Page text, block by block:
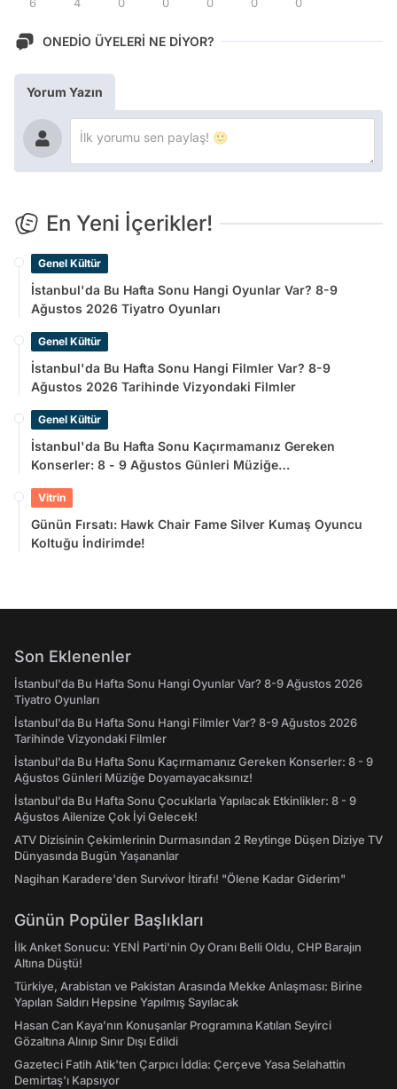
ONEDİO ÜYELERİ NE DİYOR?
Yorum Yazın
En Yeni İçerikler!
Genel Kültür
İstanbul'da Bu Hafta Sonu Hangi Oyunlar Var? 8-9
Ağustos 2026 Tiyatro Oyunları
Genel Kültür
İstanbul'da Bu Hafta Sonu Hangi Filmler Var? 8-9
Ağustos 2026 Tarihinde Vizyondaki Filmler
Genel Kültür
İstanbul'da Bu Hafta Sonu Kaçırmamanız Gereken
Konserler: 8 - 9 Ağustos Günleri Müziğe
Vitrin
Günün Fırsatı: Hawk Chair Fame Silver Kumaş Oyuncu
Koltuğu İndirimde!
Son Eklenenler
İstanbul'da Bu Hafta Sonu Hangi Oyunlar Var? 8-9 Ağustos 2026
Tiyatro Oyunları
İstanbul'da Bu Hafta Sonu Hangi Filmler Var? 8-9 Ağustos 2026
Tarihinde Vizyondaki Filmler
İstanbul'da Bu Hafta Sonu Kaçırmamanız Gereken Konserler: 8 - 9
Ağustos Günleri Müziğe Doyamayacaksınız!
İstanbul'da Bu Hafta Sonu Çocuklarla Yapılacak Etkinlikler: 8 - 9
Ağustos Ailenize Çok İyi Gelecek!
ATV Dizisinin Çekimlerinin Durmasından 2 Reytinge Düşen Diziye TV
Dünyasında Bugün Yaşananlar
Nagihan Karadere'den Survivor İtirafı! "Ölene Kadar Giderim"
Günün Popüler Başlıkları
İlk Anket Sonucu: YENİ Parti'nin Oy Oranı Belli Oldu, CHP Barajın
Altına Düştü!
Türkiye, Arabistan ve Pakistan Arasında Mekke Anlaşması: Birine
Yapılan Saldırı Hepsine Yapılmış Sayılacak
Hasan Can Kaya’nın Konuşanlar Programına Katılan Seyirci
Gözaltına Alınıp Sınır Dışı Edildi
Gazeteci Fatih Atik'ten Çarpıcı İddia: Çerçeve Yasa Selahattin
Demirtaş'ı Kapsıyor